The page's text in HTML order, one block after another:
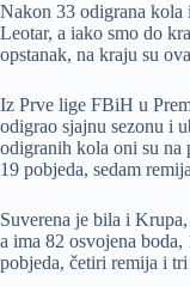
Nakon 33 odigrana
Leotar, a iako smo do
opstanak, na kraju su
Iz Prve lige FBiH u
odigrao sjajnu sezonu i
odigranih kola oni su na
19 pobjeda, sedam
Suverena je bila i
a ima 82 osvojena
pobjeda, četiri remija i tri